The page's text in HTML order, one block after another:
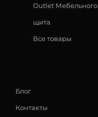
Outlet Мебельного
щита
Все товары
Блог
Контакты